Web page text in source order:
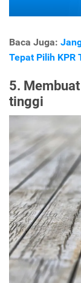
Baca Juga:
Tepat Pilih KPR
5.
tinggi